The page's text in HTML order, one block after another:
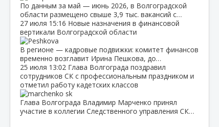
По данным за май — июнь 2026, в Волгоградской
области размещено свыше 3,9 тыс. вакансий с…
27 июля 15:16 Новые назначения в финансовой
вертикали Волгоградской области
В регионе — кадровые подвижки: комитет финансов
временно возглавит Ирина Пешкова, до…
25 июля 13:02 Глава Волгограда поздравил
сотрудников СК с профессиональным праздником и
отметил работу кадетских классов
Глава Волгограда Владимир Марченко принял
участие в коллегии Следственного управления СК…